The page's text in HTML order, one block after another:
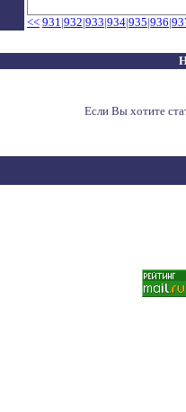
<< 931|932|933|934|935|936|
Если Вы хотите